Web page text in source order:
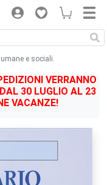
e sociali.
VERRANNO
30 LUGLIO AL 23
VACANZE!